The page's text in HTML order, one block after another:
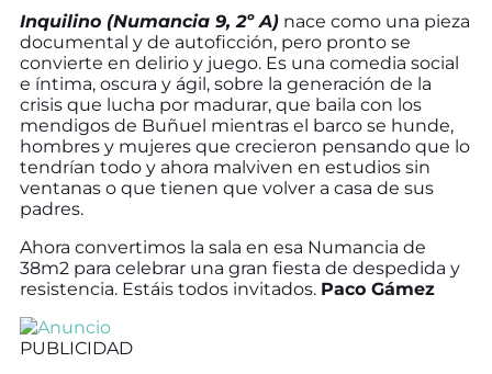
Inquilino (Numancia 9, 2º A) nace como una pieza
documental y de autoficción, pero pronto se
convierte en delirio y juego. Es una comedia social
e íntima, oscura y ágil, sobre la generación de la
crisis que lucha por madurar, que baila con los
mendigos de Buñuel mientras el barco se hunde,
hombres y mujeres que crecieron pensando que lo
tendrían todo y ahora malviven en estudios sin
ventanas o que tienen que volver a casa de sus
padres.
Ahora convertimos la sala en esa Numancia de
38m2 para celebrar una gran fiesta de despedida y
resistencia. Estáis todos invitados. Paco Gámez
PUBLICIDAD